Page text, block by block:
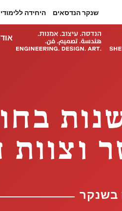
שנקר הנדסאים היחידה
בשנקר